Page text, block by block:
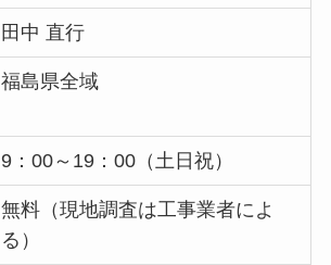
田中 直行
福島県全域
9：00～19：00（土日祝）
無料（現地調査は工事業者によ
る）